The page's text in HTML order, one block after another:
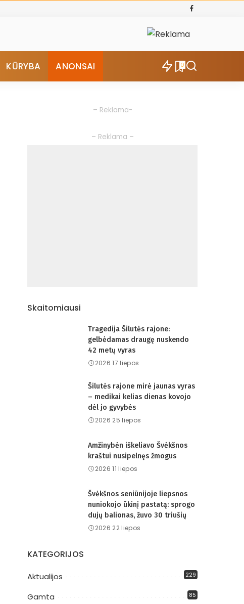
KŪRYBA ANONSAI 0
– Reklama-
– Reklama –
Skaitomiausi
Tragedija Šilutės rajone:
gelbėdamas draugę nuskendo
42 metų vyras
2026 17 liepos
Šilutės rajone mirė jaunas vyras
– medikai kelias dienas kovojo
dėl jo gyvybės
2026 25 liepos
Amžinybėn iškeliavo Švėkšnos
kraštui nusipelnęs žmogus
2026 11 liepos
Švėkšnos seniūnijoje liepsnos
nuniokojo ūkinį pastatą: sprogo
dujų balionas, žuvo 30 triušių
2026 22 liepos
KATEGORIJOS
Aktualijos 229
Gamta 85